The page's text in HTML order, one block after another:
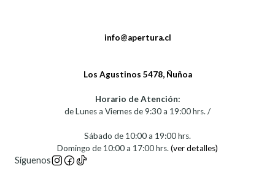
info@apertura.cl
Los Agustinos 5478, Ñuñoa
Horario de Atención:
de Lunes a Viernes de 9:30 a 19:00 hrs. /
Sábado de 10:00 a 19:00 hrs.
Domingo de 10:00 a 17:00 hrs.(ver detalles)
Síguenos